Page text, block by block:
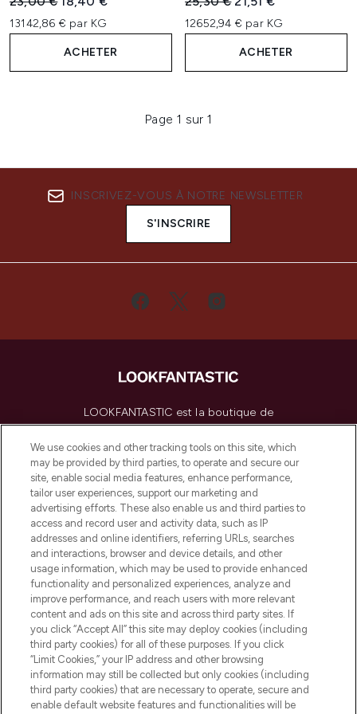
13142,86 € par KG
ACHETER
12652,94 € par KG
ACHETER
Page 1 sur 1
INSCRIVEZ-VOUS À NOTRE NEWSLETTER
S'INSCRIRE
LOOKFANTASTIC est la boutique de
beauté incontournable en Europe,
proposant les meilleurs produits de soins
de la peau, des cheveux et de maquillage
de plus de 200 marques prestigieuses.
Faites vos achats en ligne ou via
l’application, avec la livraison offerte dès
55€ d'achat.
Consentement aux cookies
Do Not Sell or Share My Personal
Information
AIDE ET INFORMATIONS
INFORMATIONS GÉNÉRALES
We use cookies and other tracking tools on this site, which
may be provided by third parties, to operate and secure our
site, enable social media features, enhance performance,
tailor user experiences, support our marketing and
advertising efforts. These also enable us and third parties to
access and record user and activity data, such as IP
addresses and online identifiers, referring URLs, searches
and interactions, browser and device details, and other
usage information, which may be used to provide enhanced
functionality and personalized experiences, analyze and
improve performance, and reach users with more relevant
content and ads on this site and across third party sites. If
you click “Accept All” this site may deploy cookies (including
third party cookies) for all of these purposes. If you click
“Limit Cookies,” your IP address and other browsing
information may still be collected but only cookies (including
third party cookies) that are necessary to operate, secure and
enable default website features and functionalities will be